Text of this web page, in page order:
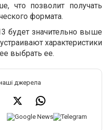
что позволит получать
формата.
будет значительно выше
характеристики
выбрать ее.
наші джерела